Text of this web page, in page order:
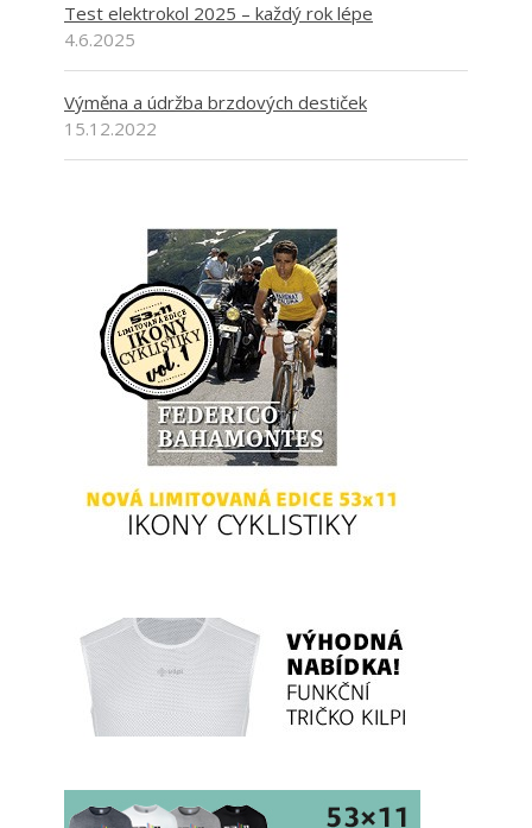
Test elektrokol 2025 – každý rok lépe
4.6.2025
Výměna a údržba brzdových destiček
15.12.2022